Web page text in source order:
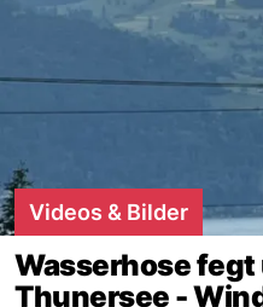
Videos & Bilder
Wasserhose fegt
Thunersee -